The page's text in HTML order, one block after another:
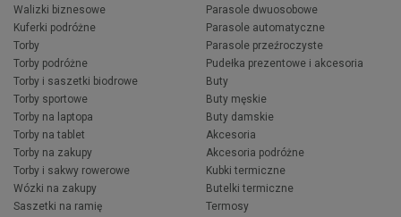
Walizki biznesowe
Kuferki podróżne
Torby
Torby podróżne
Torby i saszetki biodrowe
Torby sportowe
Torby na laptopa
Torby na tablet
Torby na zakupy
Torby i sakwy rowerowe
Wózki na zakupy
Saszetki na ramię
Parasole dwuosobowe
Parasole automatyczne
Parasole przeźroczyste
Pudełka prezentowe i akcesoria
Buty
Buty męskie
Buty damskie
Akcesoria
Akcesoria podróżne
Kubki termiczne
Butelki termiczne
Termosy